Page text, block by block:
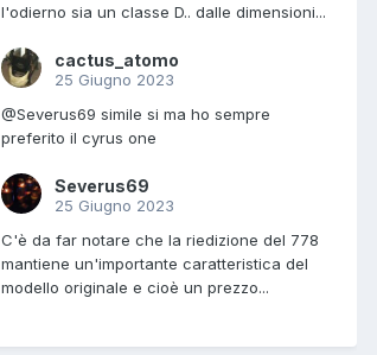
l'odierno sia un classe D.. dalle dimensioni...
cactus_atomo
25 Giugno 2023
@Severus69 simile si ma ho sempre
preferito il cyrus one
Severus69
25 Giugno 2023
C'è da far notare che la riedizione del 778
mantiene un'importante caratteristica del
modello originale e cioè un prezzo...